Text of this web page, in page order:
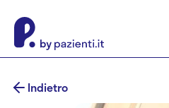
Indietro